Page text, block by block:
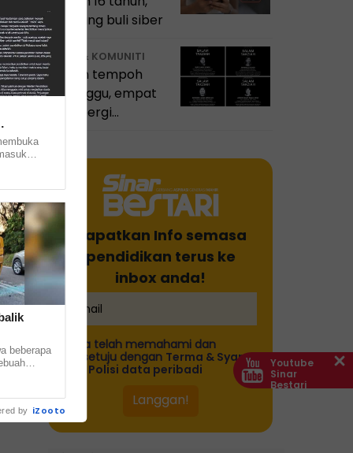
bendung buli siber
GURU & KOMUNITI
Dalam tempoh
seminggu, empat
guru pergi
Dapatkan Info semasa
pendidikan terus ke
inbox anda!
Saya telah memahami dan
bersetuju dengan Terma & Syarat
Polisi data peribadi
Youtube
Sinar
Bestari
beberapa
by iZooto